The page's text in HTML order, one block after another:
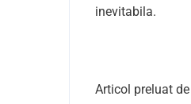
inevitabila.
Articol preluat